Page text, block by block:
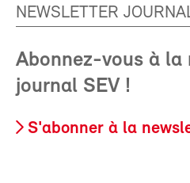
NEWSLETTER
Abonnez-vous à la
journal SEV !
S'abonner à la